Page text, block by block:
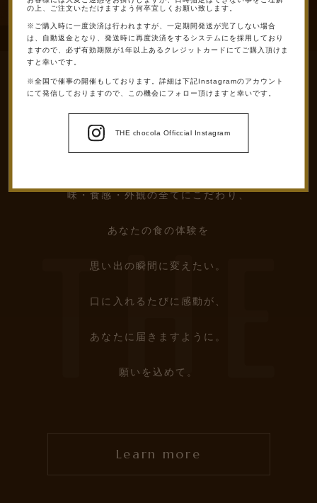
ABOUT
の上、ご注文いただけますよう何卒宜しくお願い致します。
※ご購入時に一度決済は行われますが、一定期間発送が完了しない場合
は、自動返金となり、発送時に再度決済をするシステムにを採用しており
ますので、必ず有効期限が1年以上あるクレジットカードにてご購入頂けま
すと幸いです。
※全国で催事の開催もしております。詳細は下記Instagramのアカウント
にて発信しておりますので、この機会にフォロー頂けますと幸いです。
THE chocola Officcial Instagram
ABOUT
味・食感・外観の全てにこだわり、
あなたの食の体験を
思い出の瞬間に変えたい。
口に入れるたびに感動が、
あなたに届きますように。
願いを込めて。
Learn more